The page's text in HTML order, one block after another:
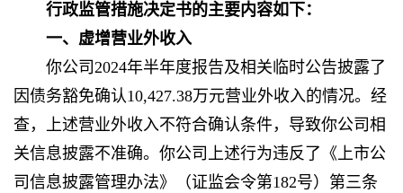
行政监管措施决定书的主要内容如下：
一、虚增营业外收入
你公司2024年半年度报告及相关临时公告披露了
因债务豁免确认10,427.38万元营业外收入的情况。经
查，上述营业外收入不符合确认条件，导致你公司相
关信息披露不准确。你公司上述行为违反了《上市公
司信息披露管理办法》（证监会令第182号）第三条